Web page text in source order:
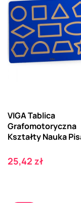
VIGA Tablica
Grafomotoryczna
Kształty Nauka
Cena
25,42 zł